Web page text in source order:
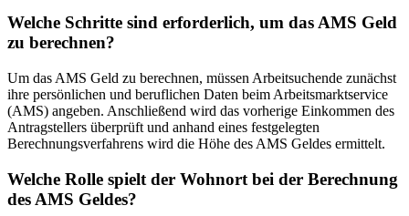
Welche Schritte sind erforderlich, um das AMS Geld
zu berechnen?
Um das AMS Geld zu berechnen, müssen Arbeitsuchende zunächst
ihre persönlichen und beruflichen Daten beim Arbeitsmarktservice
(AMS) angeben. Anschließend wird das vorherige Einkommen des
Antragstellers überprüft und anhand eines festgelegten
Berechnungsverfahrens wird die Höhe des AMS Geldes ermittelt.
Welche Rolle spielt der Wohnort bei der Berechnung
des AMS Geldes?